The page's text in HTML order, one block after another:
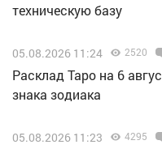
техническую базу
05.08.2026 11:24 2520
Расклад Таро на 6
знака зодиака
05.08.2026 11:23 4295